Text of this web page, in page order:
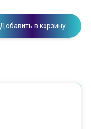
Добавить в корзину